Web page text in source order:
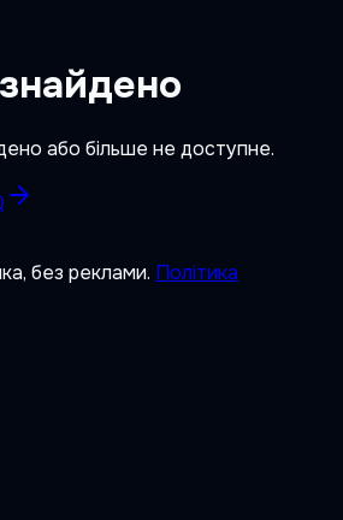
або більше не доступне.
без реклами. Політика